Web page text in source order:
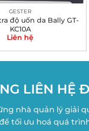
GESTER
độ uốn da Bally GT-
KC10A
Liên hệ
LIÊN HỆ
nhà quản lý giải
tối ưu hoá quá